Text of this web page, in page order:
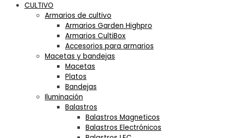
CULTIVO
Armarios de cultivo
Armarios Garden Highpro
Armarios CultiBox
Accesorios para armarios
Macetas y bandejas
Macetas
Platos
Bandejas
Iluminación
Balastros
Balastros Magneticos
Balastros Electrónicos